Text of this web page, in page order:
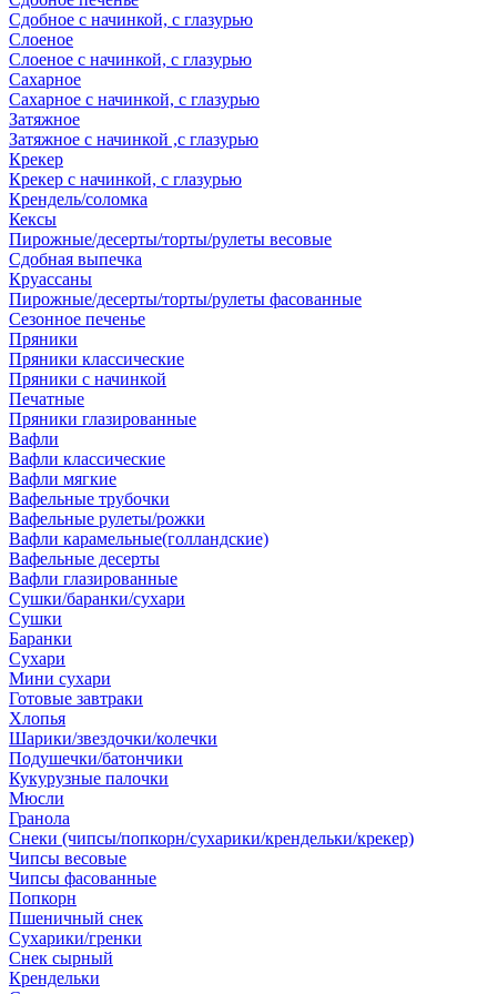
Сдобное с начинкой, с глазурью
Слоеное
Слоеное с начинкой, с глазурью
Сахарное
Сахарное с начинкой, с глазурью
Затяжное
Затяжное с начинкой ,с глазурью
Крекер
Крекер с начинкой, с глазурью
Крендель/соломка
Кексы
Пирожные/десерты/торты/рулеты весовые
Сдобная выпечка
Круассаны
Пирожные/десерты/торты/рулеты фасованные
Сезонное печенье
Пряники
Пряники классические
Пряники с начинкой
Печатные
Пряники глазированные
Вафли
Вафли классические
Вафли мягкие
Вафельные трубочки
Вафельные рулеты/рожки
Вафли карамельные(голландские)
Вафельные десерты
Вафли глазированные
Сушки/баранки/сухари
Сушки
Баранки
Сухари
Мини сухари
Готовые завтраки
Хлопья
Шарики/звездочки/колечки
Подушечки/батончики
Кукурузные палочки
Мюсли
Гранола
Снеки (чипсы/попкорн/сухарики/крендельки/крекер)
Чипсы весовые
Чипсы фасованные
Попкорн
Пшеничный снек
Сухарики/гренки
Снек сырный
Крендельки